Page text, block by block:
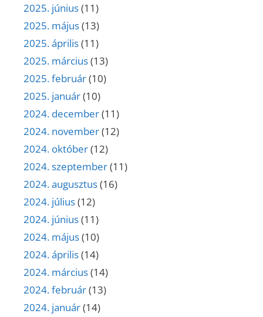
2025. június(11)
2025. május(13)
2025. április(11)
2025. március(13)
2025. február(10)
2025. január(10)
2024. december(11)
2024. november(12)
2024. október(12)
2024. szeptember(11)
2024. augusztus(16)
2024. július(12)
2024. június(11)
2024. május(10)
2024. április(14)
2024. március(14)
2024. február(13)
2024. január(14)